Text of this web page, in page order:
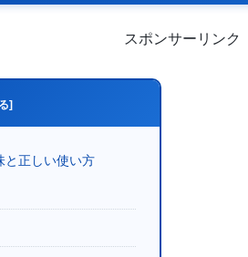
スポンサーリンク
と正しい使い方